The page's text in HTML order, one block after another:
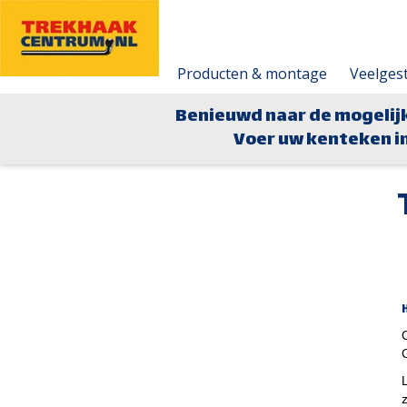
Producten & montage
Benieuwd naar de
Voer uw kenteken